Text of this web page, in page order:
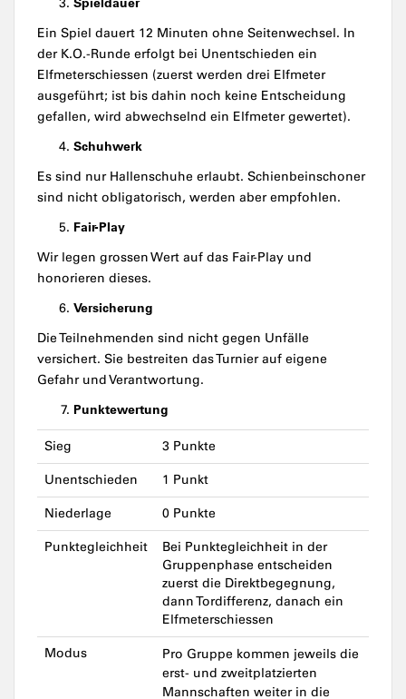
Ein Spiel dauert 12 Minuten ohne Seitenwechsel. In
der K.O.-Runde erfolgt bei Unentschieden ein
Elfmeterschiessen (zuerst werden drei Elfmeter
ausgeführt; ist bis dahin noch keine Entscheidung
gefallen, wird abwechselnd ein Elfmeter gewertet).
Schuhwerk
Es sind nur Hallenschuhe erlaubt. Schienbeinschoner
sind nicht obligatorisch, werden aber empfohlen.
Fair-Play
Wir legen grossen Wert auf das Fair-Play und
honorieren dieses.
Versicherung
Die Teilnehmenden sind nicht gegen Unfälle
versichert. Sie bestreiten das Turnier auf eigene
Gefahr und Verantwortung.
Punktewertung
Sieg 3 Punkte
Unentschieden 1 Punkt
Niederlage 0 Punkte
Punktegleichheit
Bei Punktegleichheit in der
Gruppenphase entscheiden
zuerst die Direktbegegnung,
dann Tordifferenz, danach ein
Elfmeterschiessen
Modus
Pro Gruppe kommen jeweils die
erst- und zweitplatzierten
Mannschaften weiter in die